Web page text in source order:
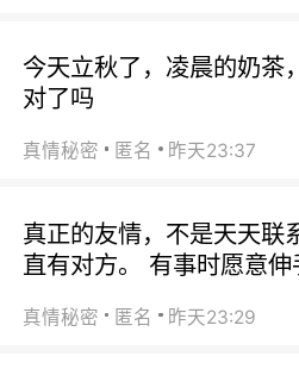
今天立秋了，凌晨的奶茶
对了吗
真情秘密 匿名 昨天23:37
真正的友情，不是天天联
直有对方。 有事时愿意
真情秘密 匿名 昨天23:29